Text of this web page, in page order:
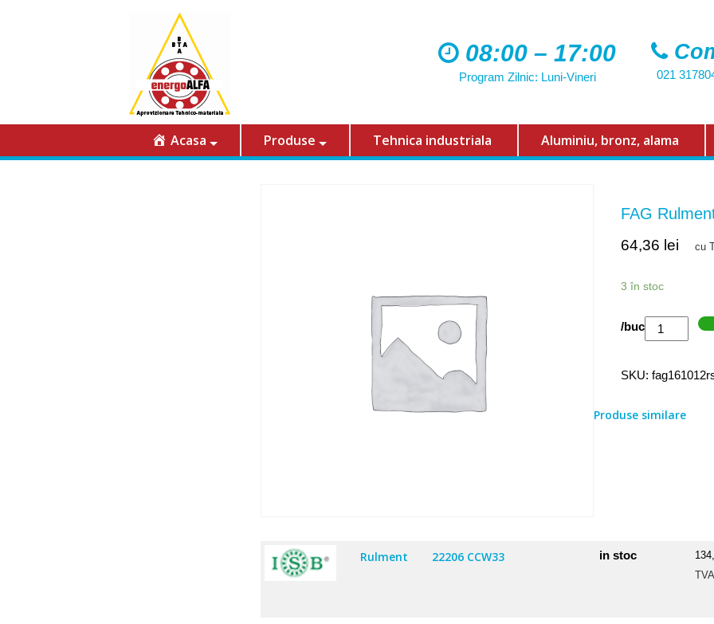
08:00 – 17:00
Program Zilnic: Luni-Vineri 021
Acasa Produse Tehnica industriala Aluminiu, bronz, alama
FAG
64,36 lei cu
3 în stoc
Cantitate
/buc
SKU:
Produse similare
Rulment 22206 CCW33 in stoc
TVA